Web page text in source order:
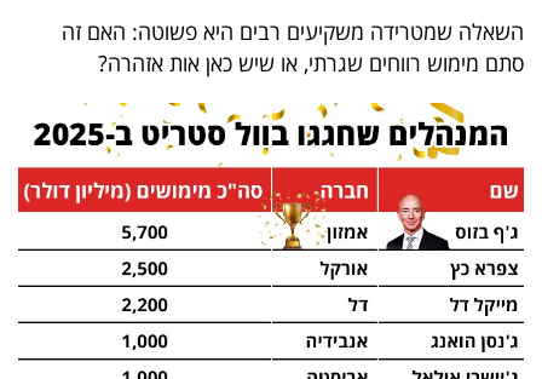
5
המילון
הכלכלי
פודקאסט
40
UNDER
40
השאלה שמטרידה משקיעים רבים היא פשוטה: האם זה
סתם מימוש רווחים שגרתי, או שיש כאן אות אזהרה?